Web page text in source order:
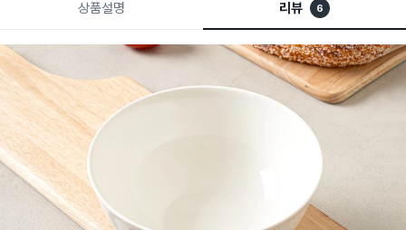
상품설명 리뷰 6